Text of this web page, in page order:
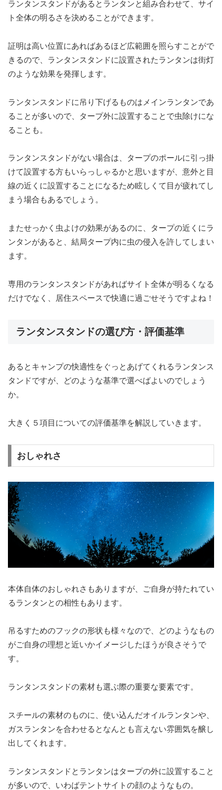
ランタンスタンドがあるとランタンと組み合わせて、サイ
ト全体の明るさを決めることができます。
証明は高い位置にあればあるほど広範囲を照らすことがで
きるので、ランタンスタンドに設置されたランタンは街灯
のような効果を発揮します。
ランタンスタンドに吊り下げるものはメインランタンであ
ることが多いので、タープ外に設置することで虫除けにな
ることも。
ランタンスタンドがない場合は、タープのポールに引っ掛
けて設置する方もいらっしゃるかと思いますが、意外と目
線の近くに設置することになるため眩しくて目が疲れてし
まう場合もあるでしょう。
またせっかく虫よけの効果があるのに、タープの近くにラ
ンタンがあると、結局タープ内に虫の侵入を許してしまい
ます。
専用のランタンスタンドがあればサイト全体が明るくなる
だけでなく、居住スペースで快適に過ごせそうですよね！
ランタンスタンドの選び方・評価基準
あるとキャンプの快適性をぐっとあげてくれるランタンス
タンドですが、どのような基準で選べばよいのでしょう
か。
大きく５項目についての評価基準を解説していきます。
おしゃれさ
本体自体のおしゃれさもありますが、ご自身が持たれてい
るランタンとの相性もあります。
吊るすためのフックの形状も様々なので、どのようなもの
がご自身の理想と近いかイメージしたほうが良さそうで
す。
ランタンスタンドの素材も選ぶ際の重要な要素です。
スチールの素材のものに、使い込んだオイルランタンや、
ガスランタンを合わせるとなんとも言えない雰囲気を醸し
出してくれます。
ランタンスタンドとランタンはタープの外に設置すること
が多いので、いわばテントサイトの顔のようなもの。